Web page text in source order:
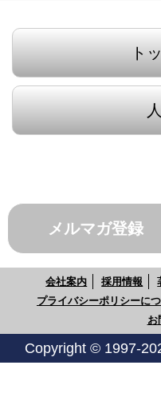
ト
メルマガ登録
会社案内 採用情報
プライバシーポリシーに
お
Copyright © 1997-